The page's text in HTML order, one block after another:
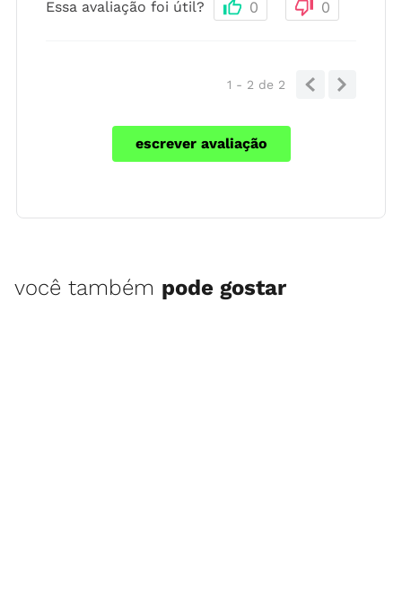
Essa avaliação foi útil? 0 0
1 - 2 de 2
escrever avaliação
você também pode gostar